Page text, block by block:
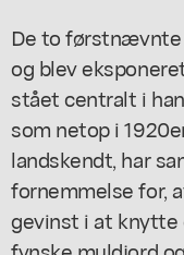
De to
og blev
stået centralt i
som netop i
landskendt, har
fornemmelse for,
gevinst i at knytte